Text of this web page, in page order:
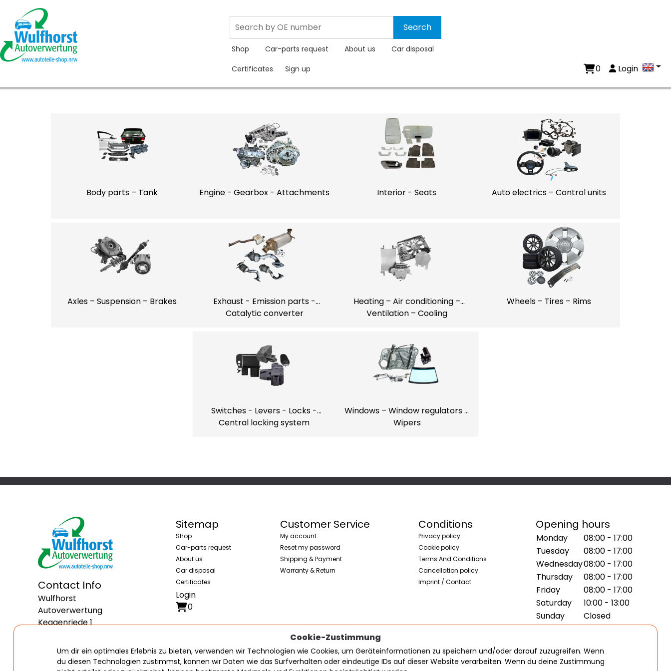
Shop Car-parts request About us
Car disposal
Certificates
Sign up 0 Login
Body parts – Tank Engine - Gearbox - Attachments Interior - Seats Auto electrics – Control units
Axles – Suspension – Brakes
Exhaust - Emission parts -
Catalytic converter
Heating – Air conditioning –
Ventilation – Cooling
Wheels – Tires – Rims
Switches - Levers - Locks -
Central locking system
Windows – Window regulators –
Wipers
Contact Info
Wulfhorst
Autoverwertung
Keggenriede 1
Deutschland
Sitemap
Shop
Car-parts request
About us
Car disposal
Certificates
Login
0
Customer Service
My account
Reset my password
Shipping & Payment
Warranty & Return
Conditions
Privacy policy
Cookie policy
Terms And Conditions
Cancellation policy
Imprint / Contact
Opening hours
Monday
08:00 - 17:00
Tuesday
08:00 - 17:00
Wednesday08:00 - 17:00
Thursday
08:00 - 17:00
Friday
08:00 - 17:00
Saturday
10:00 - 13:00
Sunday
Closed
Cookie-Zustimmung
Um dir ein optimales Erlebnis zu bieten, verwenden wir Technologien wie Cookies, um Geräteinformationen zu speichern und/oder darauf zuzugreifen. Wenn
du diesen Technologien zustimmst, können wir Daten wie das Surfverhalten oder eindeutige IDs auf dieser Website verarbeiten. Wenn du deine Zustimmung